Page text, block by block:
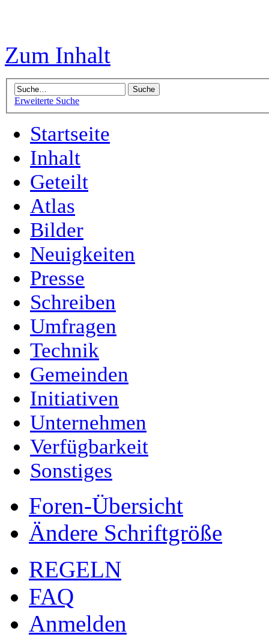
Zum Inhalt
Erweiterte Suche
Startseite
Inhalt
Geteilt
Atlas
Bilder
Neuigkeiten
Presse
Schreiben
Umfragen
Technik
Gemeinden
Initiativen
Unternehmen
Verfügbarkeit
Sonstiges
Foren-Übersicht
Ändere Schriftgröße
REGELN
FAQ
Anmelden